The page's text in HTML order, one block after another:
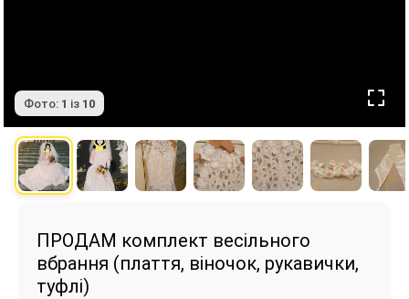
Фото: 1 із 10
ПРОДАМ комплект весільного
вбрання (плаття, віночок, рукавички,
туфлі)